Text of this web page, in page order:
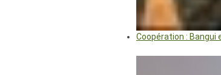
Coopération :